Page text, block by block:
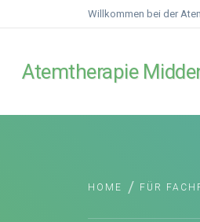
Willkommen bei der
Atemtherapie
HOME FÜR
/